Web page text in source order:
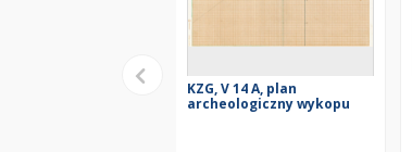
KZG, V 14 A, plan
archeologiczny wykopu